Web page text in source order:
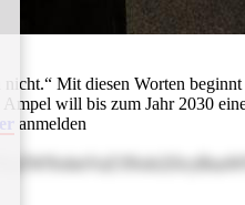
Mit diesen Worten
will bis zum Jahr 2030
anmelden